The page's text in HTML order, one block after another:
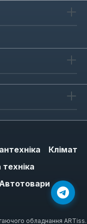
Клімат
обладнання ARTiss.